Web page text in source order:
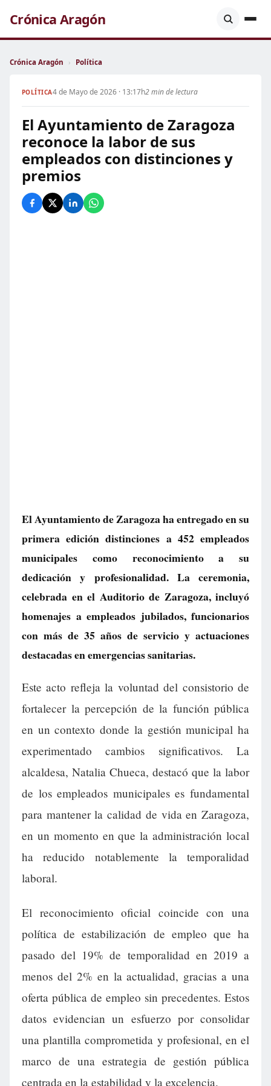
Crónica Aragón
Crónica Aragón › Política
POLÍTICA4 de Mayo de 2026 · 13:17h2 min de lectura
El Ayuntamiento de Zaragoza
reconoce la labor de sus
empleados con distinciones y
premios
El Ayuntamiento de Zaragoza ha entregado en su
primera edición distinciones a 452 empleados
municipales como reconocimiento a su
dedicación y profesionalidad. La ceremonia,
celebrada en el Auditorio de Zaragoza, incluyó
homenajes a empleados jubilados, funcionarios
con más de 35 años de servicio y actuaciones
destacadas en emergencias sanitarias.
Este acto refleja la voluntad del consistorio de
fortalecer la percepción de la función pública
en un contexto donde la gestión municipal ha
experimentado cambios significativos. La
alcaldesa, Natalia Chueca, destacó que la labor
de los empleados municipales es fundamental
para mantener la calidad de vida en Zaragoza,
en un momento en que la administración local
ha reducido notablemente la temporalidad
laboral.
El reconocimiento oficial coincide con una
política de estabilización de empleo que ha
pasado del 19% de temporalidad en 2019 a
menos del 2% en la actualidad, gracias a una
oferta pública de empleo sin precedentes. Estos
datos evidencian un esfuerzo por consolidar
una plantilla comprometida y profesional, en el
marco de una estrategia de gestión pública
centrada en la estabilidad y la excelencia.